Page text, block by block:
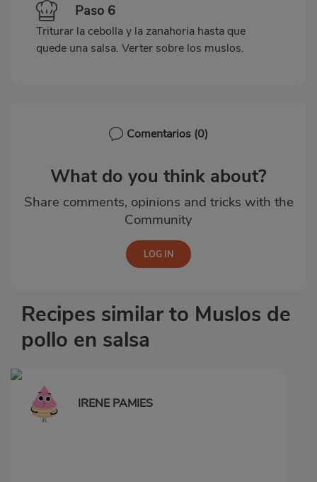
Paso 6
Triturar la cebolla y la zanahoria hasta que
quede una salsa. Verter sobre los muslos.
Comentarios (0)
What do you think about?
Share comments, opinions and tricks with the
Community
Recipes similar to Muslos de
pollo en salsa
IRENE PAMIES